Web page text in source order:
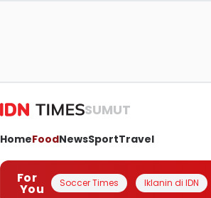
SUMUT
HomeFoodNewsSportTravel
For
You Soccer Times Iklanin di IDN